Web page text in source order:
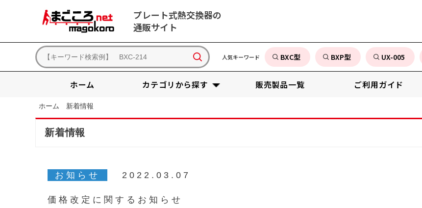
プレート式熱交換器の
通販サイト
人気キーワード BXC型 BXP型 UX-005
ホーム カテゴリから探す 販売製品一覧 ご利用ガイド
ホーム 新着情報
新着情報
お知らせ 2022.03.07
価格改定に関するお知らせ